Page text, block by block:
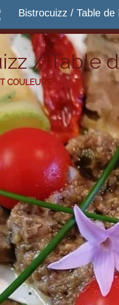
Bistrocuizz / Table de
/ Table
COULEURS